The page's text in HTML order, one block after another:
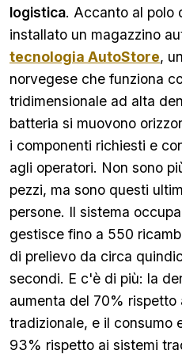
logistica. Accanto al polo
installato un magazzino
tecnologia AutoStore,
norvegese che funziona
tridimensionale ad alta
batteria si muovono
i componenti richiesti e
agli operatori. Non sono
pezzi, ma sono questi
persone. Il sistema
gestisce fino a 550
di prelievo da circa
secondi. E c'è di più: la
aumenta del 70% rispetto
tradizionale, e il consumo
93% rispetto ai sistemi